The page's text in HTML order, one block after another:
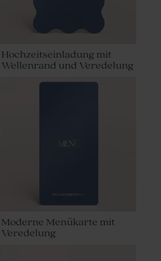
Hochzeitseinladung mit
Wellenrand und Veredelung
Moderne Menükarte mit
Veredelung